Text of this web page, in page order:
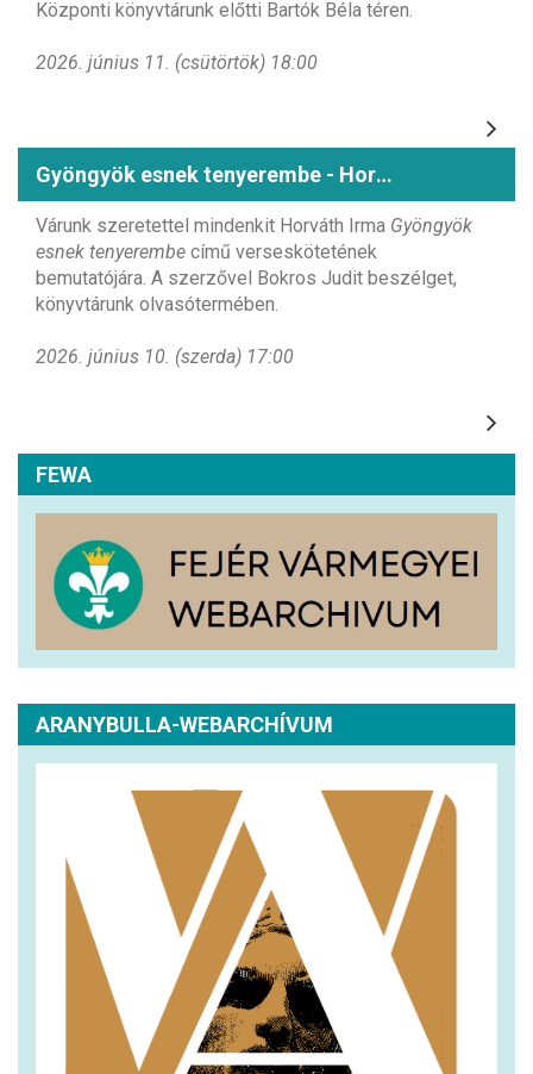
Központi könyvtárunk előtti Bartók Béla téren.
2026. június 11. (csütörtök) 18:00
Gyöngyök esnek tenyerembe - Horváth Irma könyvbemutatója
Várunk szeretettel mindenkit Horváth Irma Gyöngyök
esnek tenyerembe című verseskötetének
bemutatójára. A szerzővel Bokros Judit beszélget,
könyvtárunk olvasótermében.
2026. június 10. (szerda) 17:00
FEWA
ARANYBULLA-WEBARCHÍVUM